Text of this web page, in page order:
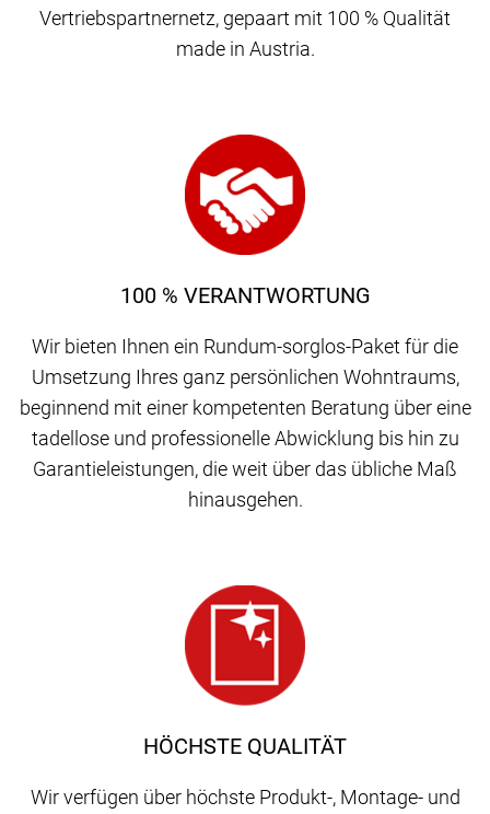
Vertriebspartnernetz, gepaart mit 100 % Qualität
made in Austria.
HÖCHSTE QUALITÄT
Wir verfügen über höchste Produkt-, Montage- und
100 % VERANTWORTUNG
Wir bieten Ihnen ein Rundum-sorglos-Paket für die
Umsetzung Ihres ganz persönlichen Wohntraums,
beginnend mit einer kompetenten Beratung über eine
tadellose und professionelle Abwicklung bis hin zu
Garantieleistungen, die weit über das übliche Maß
hinausgehen.